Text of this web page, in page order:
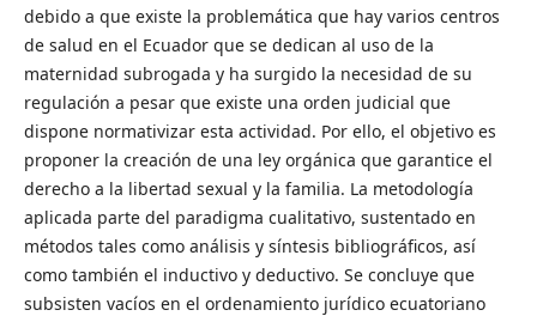
debido a que existe la problemática que hay varios centros
de salud en el Ecuador que se dedican al uso de la
maternidad subrogada y ha surgido la necesidad de su
regulación a pesar que existe una orden judicial que
dispone normativizar esta actividad. Por ello, el objetivo es
proponer la creación de una ley orgánica que garantice el
derecho a la libertad sexual y la familia. La metodología
aplicada parte del paradigma cualitativo, sustentado en
métodos tales como análisis y síntesis bibliográficos, así
como también el inductivo y deductivo. Se concluye que
subsisten vacíos en el ordenamiento jurídico ecuatoriano